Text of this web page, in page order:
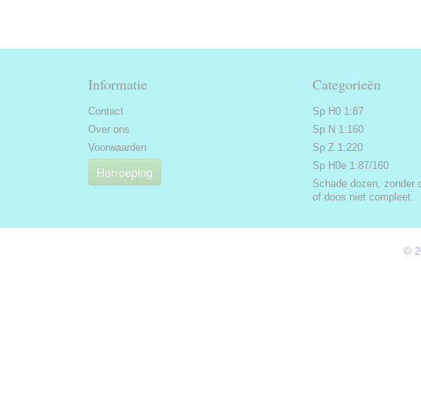
Informatie
Contact
Over ons
Voorwaarden
Herroeping
Categorieën
Sp H0 1:87
Sp N 1:160
Sp Z 1:220
Sp H0e 1:87/160
Schade dozen, zonder
of doos niet compleet.
©